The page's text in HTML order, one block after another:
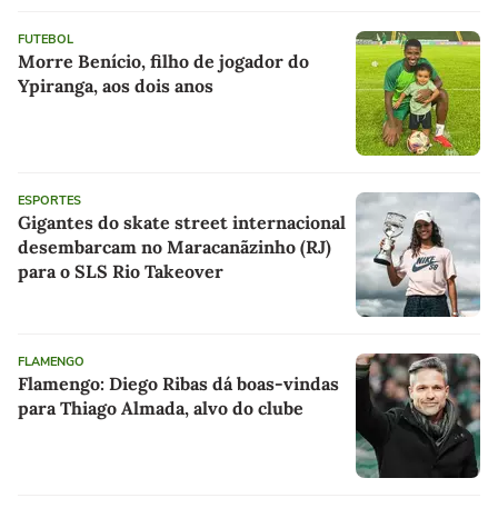
FUTEBOL
Morre Benício, filho de jogador do
Ypiranga, aos dois anos
ESPORTES
Gigantes do skate street internacional
desembarcam no Maracanãzinho (RJ)
para o SLS Rio Takeover
FLAMENGO
Flamengo: Diego Ribas dá boas-vindas
para Thiago Almada, alvo do clube